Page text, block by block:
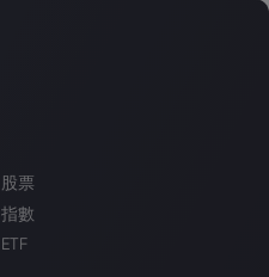
股票
指數
ETF